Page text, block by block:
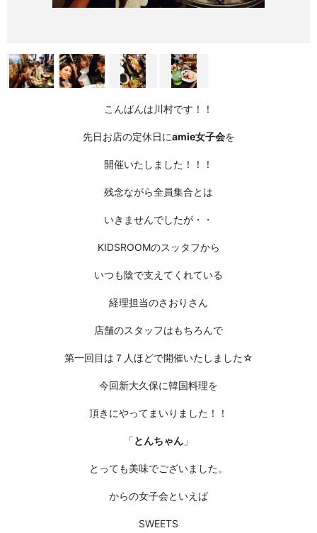
こんばんは川村です！！
先日お店の定休日にamie女子会を
開催いたしました！！！
残念ながら全員集合とは
いきませんでしたが・・
KIDSROOMのスッタフから
いつも陰で支えてくれている
経理担当のさおりさん
店舗のスタッフはもちろんで
第一回目は７人ほどで開催いたしました☆
今回新大久保に韓国料理を
頂きにやってまいりました！！
「とんちゃん 」
とっても美味でございました。
からの女子会といえば
SWEETS